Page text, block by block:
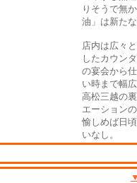
りそうで無
油」は新た
店内は広々
したカウン
の宴会から
い時まで幅
高松三越の
エーション
愉しめば日
いなし。